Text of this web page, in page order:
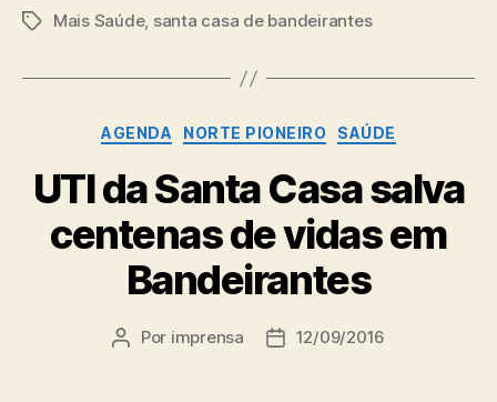
TagsMais Saúde, santa casa de bandeirantes
Categorias
AGENDA NORTE PIONEIRO SAÚDE
UTI da Santa Casa salva
centenas de vidas em
Bandeirantes
Autor
Por imprensa
Data12/09/2016